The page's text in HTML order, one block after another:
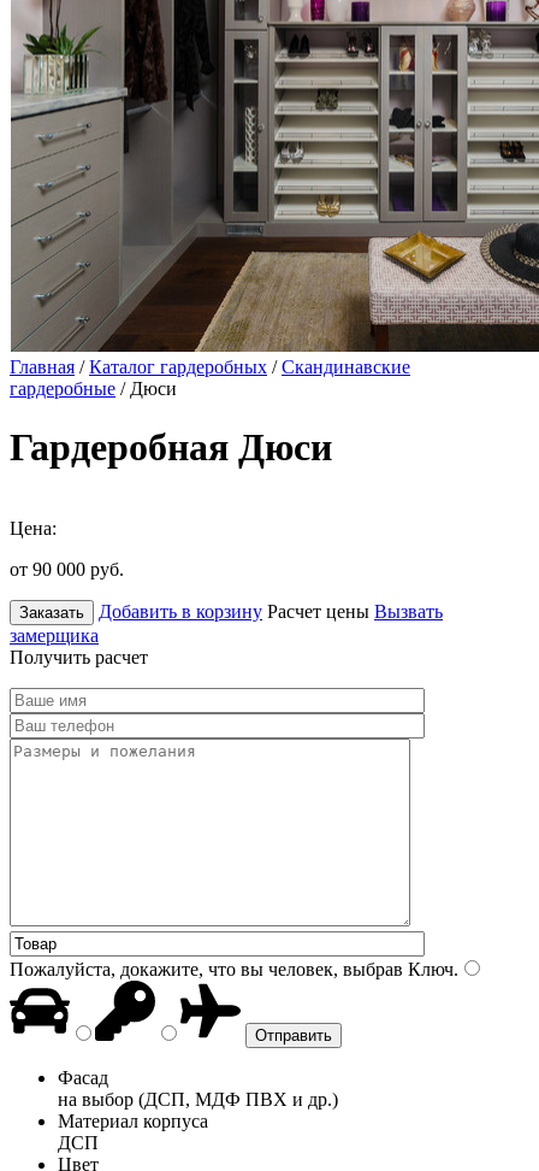
Главная /Каталог гардеробных /Скандинавские
гардеробные / Дюси
Гардеробная Дюси
Цена:
от 90 000 руб.
Заказать Добавить в корзину Расчет цены Вызвать
замерщика
Получить расчет
Пожалуйста, докажите, что вы человек, выбрав Ключ.
Фасад
на выбор (ДСП, МДФ ПВХ и др.)
Материал корпуса
ДСП
Цвет